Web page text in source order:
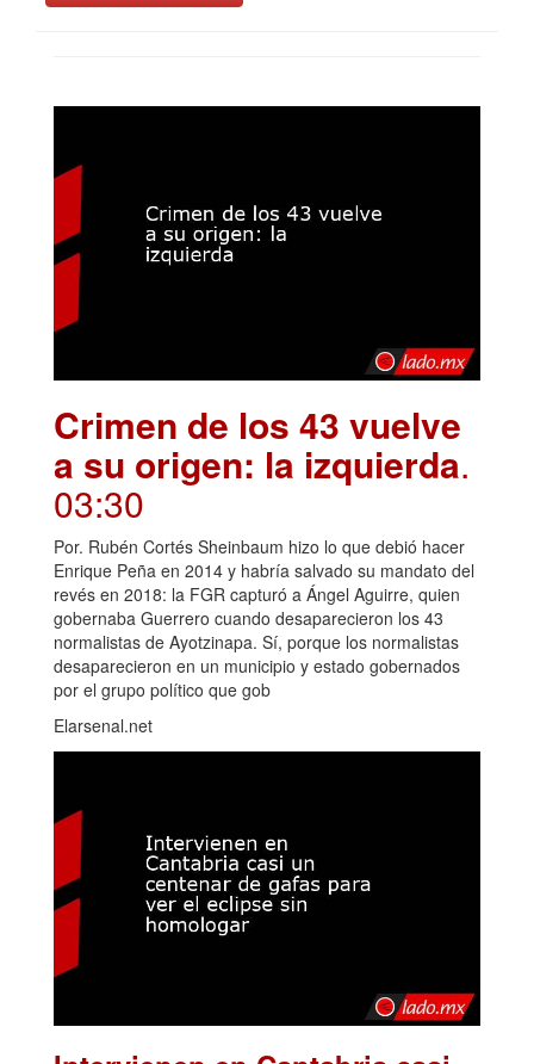
Crimen de los 43 vuelve
a su origen: la izquierda.
03:30
Por. Rubén Cortés Sheinbaum hizo lo que debió hacer
Enrique Peña en 2014 y habría salvado su mandato del
revés en 2018: la FGR capturó a Ángel Aguirre, quien
gobernaba Guerrero cuando desaparecieron los 43
normalistas de Ayotzinapa. Sí, porque los normalistas
desaparecieron en un municipio y estado gobernados
por el grupo político que gob
Elarsenal.net